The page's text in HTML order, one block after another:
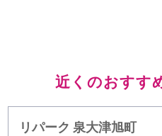
近くのおすす
リパーク 泉大津旭町